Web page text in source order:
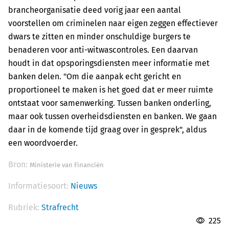
brancheorganisatie deed vorig jaar een aantal
voorstellen om criminelen naar eigen zeggen effectiever
dwars te zitten en minder onschuldige burgers te
benaderen voor anti-witwascontroles. Een daarvan
houdt in dat opsporingsdiensten meer informatie met
banken delen. "Om die aanpak echt gericht en
proportioneel te maken is het goed dat er meer ruimte
ontstaat voor samenwerking. Tussen banken onderling,
maar ook tussen overheidsdiensten en banken. We gaan
daar in de komende tijd graag over in gesprek", aldus
een woordvoerder.
Bron: Ministerie van Financiën
Informatiesoort: Nieuws
Rubriek: Strafrecht
225